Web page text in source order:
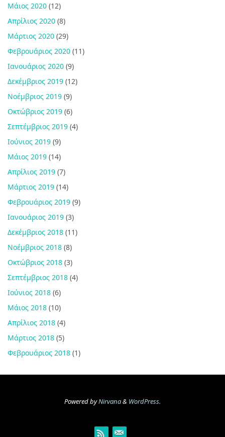
Μάιος 2020 (12)
Απρίλιος 2020 (8)
Μάρτιος 2020 (29)
Φεβρουάριος 2020 (11)
Ιανουάριος 2020 (9)
Δεκέμβριος 2019 (12)
Νοέμβριος 2019 (9)
Οκτώβριος 2019 (6)
Σεπτέμβριος 2019 (4)
Ιούνιος 2019 (9)
Μάιος 2019 (14)
Απρίλιος 2019 (7)
Μάρτιος 2019 (14)
Φεβρουάριος 2019 (9)
Ιανουάριος 2019 (3)
Δεκέμβριος 2018 (11)
Νοέμβριος 2018 (8)
Οκτώβριος 2018 (3)
Σεπτέμβριος 2018 (4)
Ιούνιος 2018 (6)
Μάιος 2018 (10)
Απρίλιος 2018 (4)
Μάρτιος 2018 (5)
Φεβρουάριος 2018 (1)
Powered byNirvana& WordPress.